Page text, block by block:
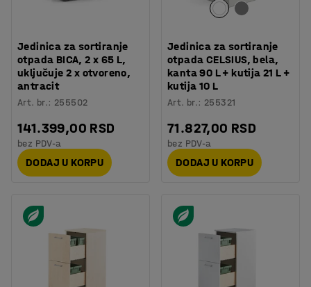
Jedinica za sortiranje
otpada BICA, 2 x 65 L,
uključuje 2 x otvoreno,
antracit
Art. br.: 255502
141.399,00 RSD
bez PDV-a
DODAJ U KORPU
Jedinica za sortiranje
otpada CELSIUS, bela,
kanta 90 L + kutija 21 L +
kutija 10 L
Art. br.: 255321
71.827,00 RSD
bez PDV-a
DODAJ U KORPU